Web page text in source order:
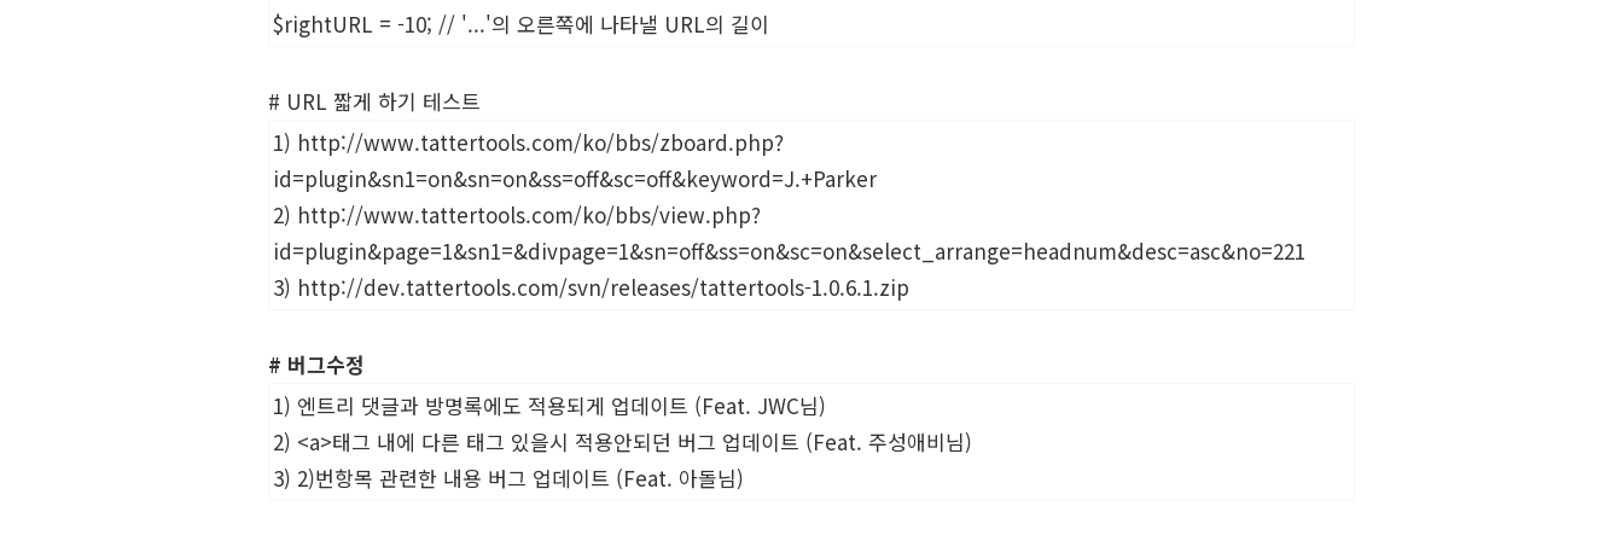
$rightURL = -10; // '...'의 오른쪽에 나타낼 URL의 길이
# URL 짧게 하기 테스트
1) http://www.tattertools.com/ko/bbs/zboard.php?
id=plugin&sn1=on&sn=on&ss=off&sc=off&keyword=J.+Parker
2) http://www.tattertools.com/ko/bbs/view.php?
id=plugin&page=1&sn1=&divpage=1&sn=off&ss=on&sc=on&select_arrange=headnum&desc=asc&no=221
3) http://dev.tattertools.com/svn/releases/tattertools-1.0.6.1.zip
# 버그수정
1) 엔트리 댓글과 방명록에도 적용되게 업데이트 (Feat. JWC님)
2) <a>태그 내에 다른 태그 있을시 적용안되던 버그 업데이트 (Feat. 주성애비님)
3) 2)번항목 관련한 내용 버그 업데이트 (Feat. 아돌님)